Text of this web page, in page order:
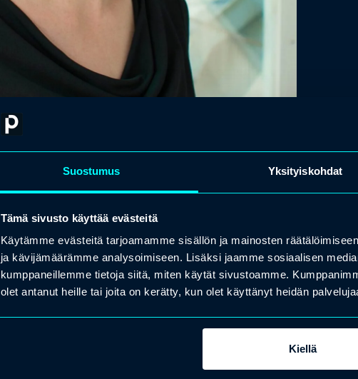
Suostumus Yksityiskohdat
Tämä sivusto käyttää evästeitä
Käytämme evästeitä tarjoamamme sisällön ja mainosten
ja kävijämäärämme analysoimiseen. Lisäksi jaamme sosiaalisen
kumppaneillemme tietoja siitä, miten käytät sivustoamme.
olet antanut heille tai joita on kerätty, kun olet käyttänyt heidän
Kiellä